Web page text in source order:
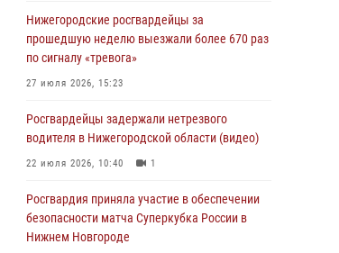
Нижегородские росгвардейцы за
прошедшую неделю выезжали более 670 раз
по сигналу «тревога»
27 июля 2026, 15:23
Росгвардейцы задержали нетрезвого
водителя в Нижегородской области (видео)
22 июля 2026, 10:40 1
Росгвардия приняла участие в обеспечении
безопасности матча Суперкубка России в
Нижнем Новгороде